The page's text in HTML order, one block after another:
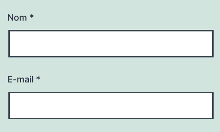
Nom *
E-mail *